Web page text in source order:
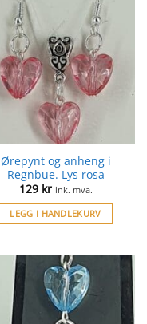
Ørepynt og anheng i
Regnbue. Lys rosa
129 kr ink. mva.
LEGG I HANDLEKURV